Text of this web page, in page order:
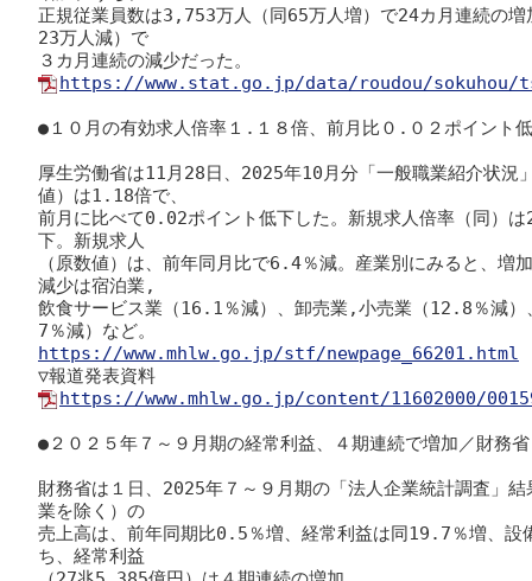
正規従業員数は3,753万人（同65万人増）で24カ月連続の
23万人減）で
https://www.stat.go.jp/data/roudou/
●１０月の有効求人倍率１.１８倍、前月比０.０２ポイント
厚生労働省は11月28日、2025年10月分「一般職業紹介状況
値）は1.18倍で、
前月に比べて0.02ポイント低下した。新規求人倍率（同）
下。新規求人
（原数値）は、前年同月比で6.4％減。産業別にみると、
減少は宿泊業,
飲食サービス業（16.1％減）、卸売業,小売業（12.8％減
https://www.mhlw.go.jp/stf/newpage_66201.html
https://www.mhlw.go.jp/content/11602000/
●２０２５年７～９月期の経常利益、４期連続で増加／財務
財務省は１日、2025年７～９月期の「法人企業統計調査」
業を除く）の
売上高は、前年同期比0.5％増、経常利益は同19.7％増、設
ち、経常利益